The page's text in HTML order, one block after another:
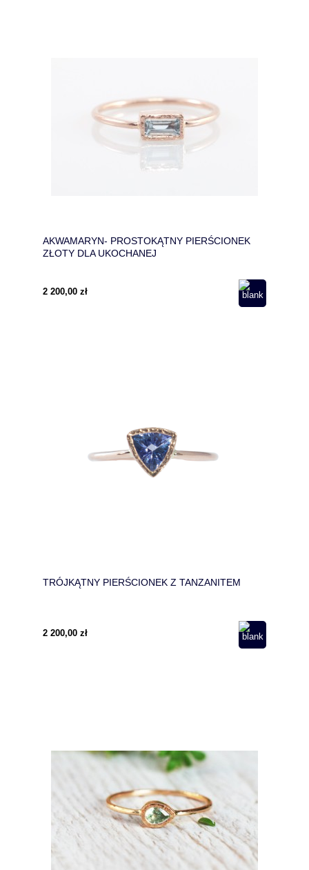
AKWAMARYN- PROSTOKĄTNY PIERŚCIONEK
ZŁOTY DLA UKOCHANEJ
2 200,00 zł
TRÓJKĄTNY PIERŚCIONEK Z TANZANITEM
2 200,00 zł